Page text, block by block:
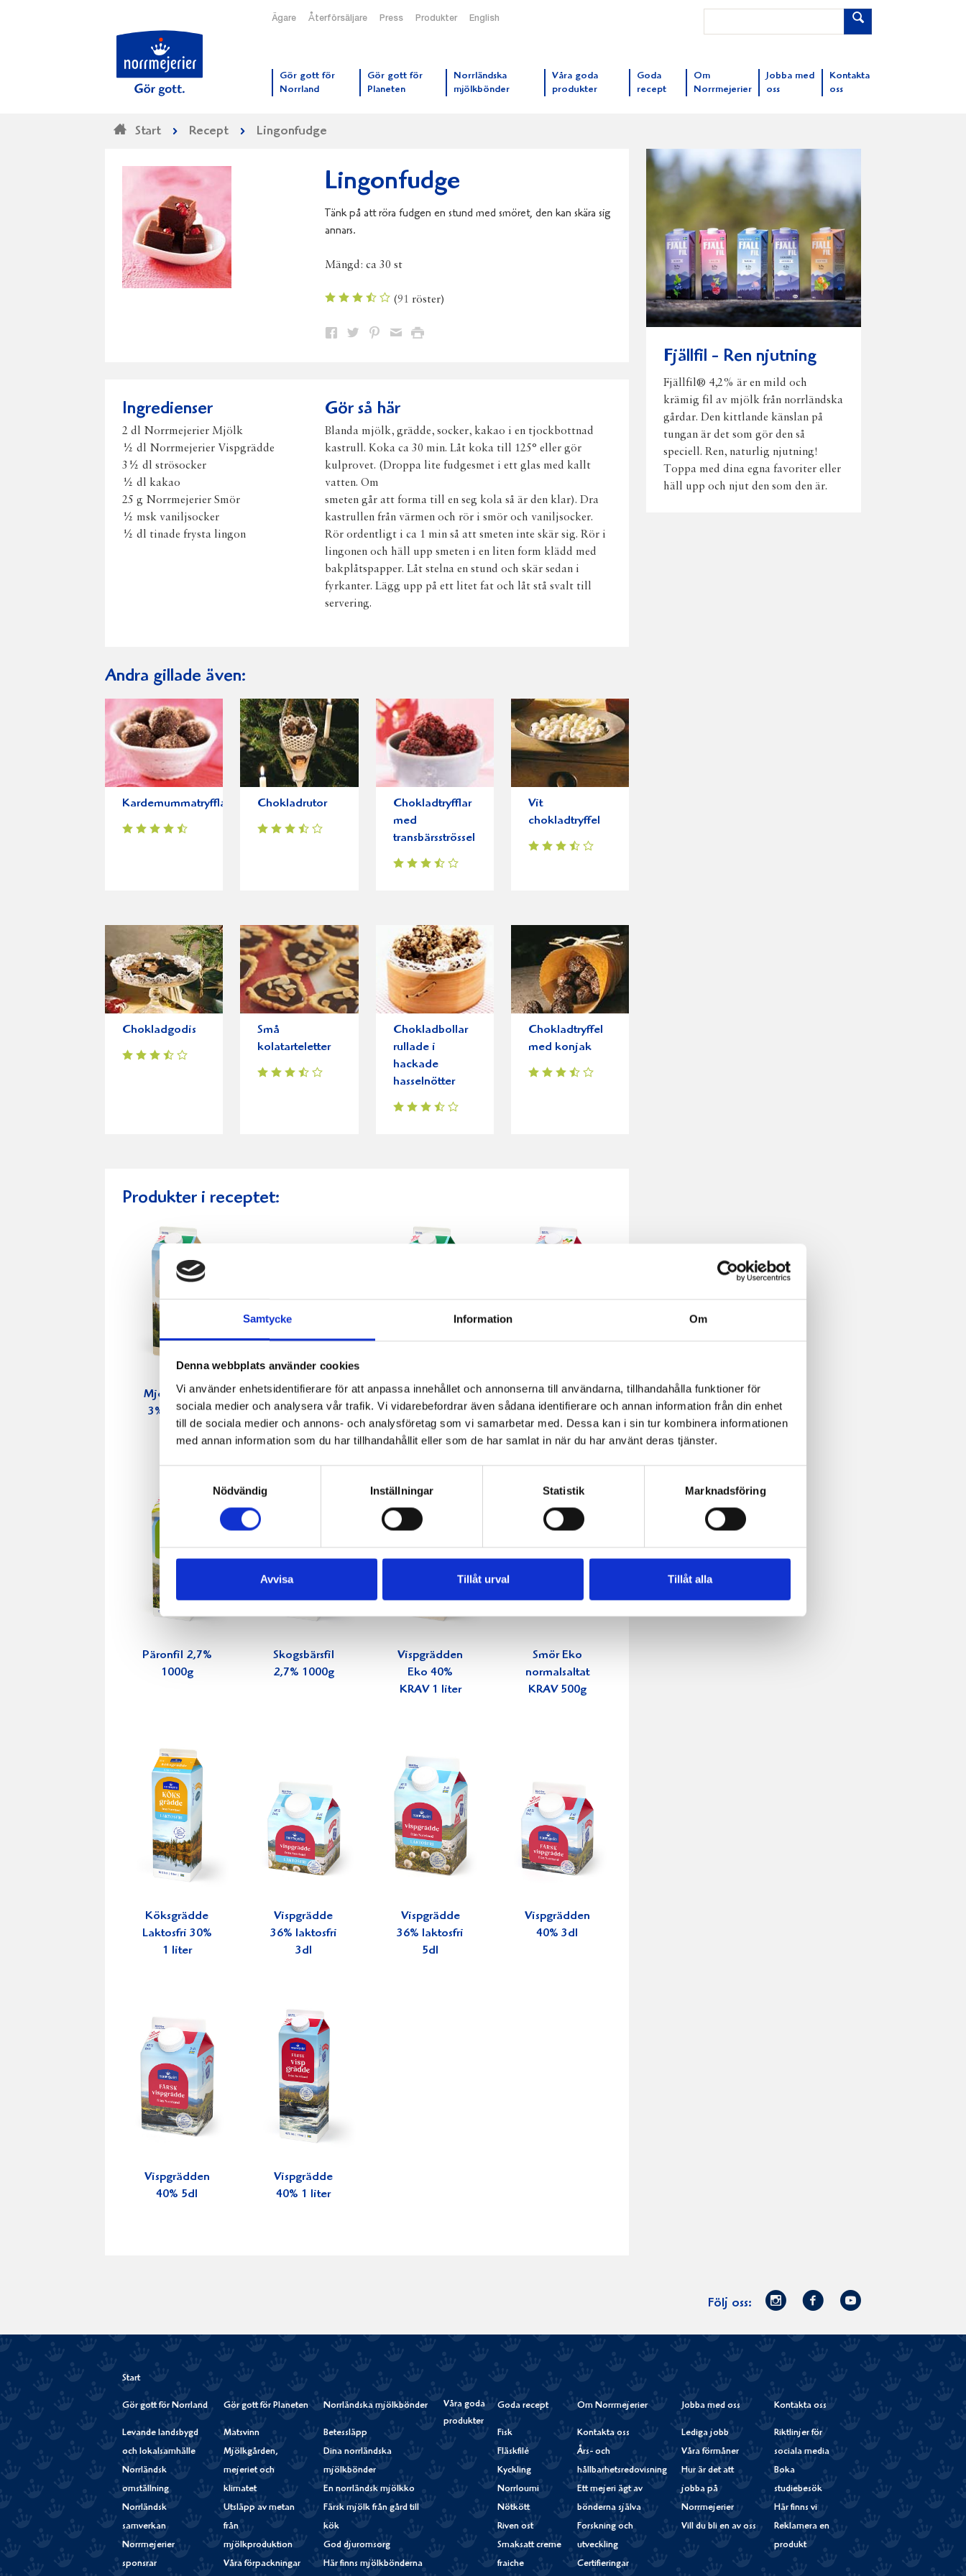
Samtycke Information Om
Denna webbplats använder cookies
Vi använder enhetsidentifierare för att anpassa innehållet och annonserna till användarna, tillhandahålla funktioner för
sociala medier och analysera vår trafik. Vi vidarebefordrar även sådana identifierare och annan information från din enhet
till de sociala medier och annons- och analysföretag som vi samarbetar med. Dessa kan i sin tur kombinera informationen
med annan information som du har tillhandahållit eller som de har samlat in när du har använt deras tjänster.
Nödvändig
Inställningar Statistik Marknadsföring
Avvisa Tillåt urval Tillåt alla
Ägare Återförsäljare Press Produkter English
Gör gott för
Norrland
Gör gott för
Planeten
Norrländska
mjölkbönder
Våra goda
produkter
Goda
recept
Om
Norrmejerier
Jobba med
oss
Kontakta
oss
Start Recept Lingonfudge
Lingonfudge
Tänk på att röra fudgen en stund med smöret, den kan skära sig
annars.
Mängd:ca 30 st
(91 röster)
Dela Dela Dela DelaSkriv
Ingredienser
2 dl Norrmejerier Mjölk
½ dl Norrmejerier Vispgrädde
3½ dl strösocker
½ dl kakao
25 g Norrmejerier Smör
½ msk vaniljsocker
½ dl tinade frysta lingon
Gör så här
Blanda mjölk, grädde, socker, kakao i en tjockbottnad
kastrull. Koka ca 30 min. Låt koka till 125° eller gör
kulprovet. (Droppa lite fudgesmet i ett glas med kallt
vatten. Om
smeten går att forma till en seg kola så är den klar). Dra
kastrullen från värmen och rör i smör och vaniljsocker.
Rör ordentligt i ca 1 min så att smeten inte skär sig. Rör i
lingonen och häll upp smeten i en liten form klädd med
bakplåtspapper. Låt stelna en stund och skär sedan i
fyrkanter. Lägg upp på ett litet fat och låt stå svalt till
servering.
Andra gillade även:
Kardemummatryfflar Chokladrutor
Chokladtryfflar
med
transbärsströssel
Vit
chokladtryffel
Chokladgodis
Små
kolatarteletter
Chokladbollar
rullade i
hackade
hasselnötter
Chokladtryffel
med konjak
Produkter i receptet:
Mjölken Eko
3% KRAV 1
liter
Mellanmjölk
1,5% laktosfri
3dl
Mjölk 3% 1
liter
Jordgubbsfil
2,7% 1000g
Päronfil 2,7%
1000g
Skogsbärsfil
2,7% 1000g
Vispgrädden
Eko 40%
KRAV 1 liter
Smör Eko
normalsaltat
KRAV 500g
Köksgrädde
Laktosfri 30%
1 liter
Vispgrädde
36% laktosfri
3dl
Vispgrädde
36% laktosfri
5dl
Vispgrädden
40% 3dl
Vispgrädden
40% 5dl
Vispgrädde
40% 1 liter
Fjällfil - Ren njutning
Fjällfil® 4,2% är en mild och
krämig fil av mjölk från norrländska
gårdar. Den kittlande känslan på
tungan är det som gör den så
speciell. Ren, naturlig njutning!
Toppa med dina egna favoriter eller
häll upp och njut den som den är.
Följ oss:
Norrmejerier
Instagram
Facebook
Youtube
Start
Gör gott för Norrland
Levande landsbygd
och lokalsamhälle
Norrländsk
omställning
Norrländsk
samverkan
Norrmejerier
sponsrar
Gör gott för Planeten
Matsvinn
Mjölkgården,
mejeriet och
klimatet
Utsläpp av metan
från
mjölkproduktion
Våra förpackningar
Norrländska mjölkbönder
Betessläpp
Dina norrländska
mjölkbönder
En norrländsk mjölkko
Färsk mjölk från gård till
kök
God djuromsorg
Här finns mjölkbönderna
Våra goda
produkter
Goda recept
Fisk
Fläskfilé
Kyckling
Norrloumi
Nötkött
Riven ost
Smaksatt creme
fraiche
Om Norrmejerier
Kontakta oss
Års- och
hållbarhetsredovisning
Ett mejeri ägt av
bönderna själva
Forskning och
utveckling
Certifieringar
Jobba med oss
Lediga jobb
Våra förmåner
Hur är det att
jobba på
Norrmejerier
Vill du bli en av oss
Kontakta oss
Riktlinjer för
sociala media
Boka
studiebesök
Här finns vi
Reklamera en
produkt